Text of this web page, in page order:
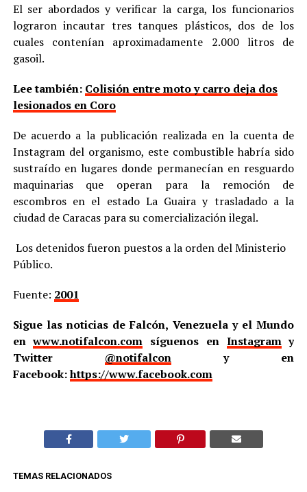
El ser abordados y verificar la carga, los funcionarios
lograron incautar tres tanques plásticos, dos de los
cuales contenían aproximadamente 2.000 litros de
gasoil.
Lee también: Colisión entre moto y carro deja dos
lesionados en Coro
De acuerdo a la publicación realizada en la cuenta de
Instagram del organismo, este combustible habría sido
sustraído en lugares donde permanecían en resguardo
maquinarias que operan para la remoción de
escombros en el estado La Guaira y trasladado a la
ciudad de Caracas para su comercialización ilegal.
Los detenidos fueron puestos a la orden del Ministerio
Público.
Fuente: 2001
Sigue las noticias de Falcón, Venezuela y el Mundo
enwww.notifalcon.com síguenos en Instagramy
Twitter @notifalcony en
Facebook:https://www.facebook.com
TEMAS RELACIONADOS